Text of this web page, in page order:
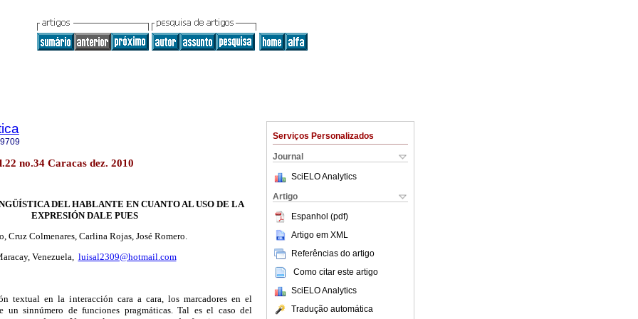
Serviços Personalizados
Journal
SciELO Analytics
Artigo
Espanhol (pdf)
Artigo em XML
Referências do artigo
Como citar este artigo
SciELO Analytics
Tradução automática
no.34 Caracas dez. 2010
DEL HABLANTE EN CUANTO AL USO DE LA
EXPRESIÓN DALE PUES
Cruz Colmenares, Carlina Rojas, José Romero.
Venezuela, luisal2309@hotmail.com
textual en la interacción cara a cara, los marcadores en el
un sinnúmero de funciones pragmáticas. Tal es el caso del